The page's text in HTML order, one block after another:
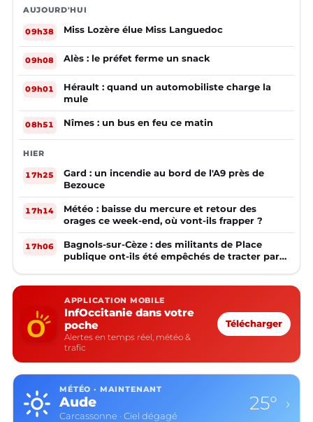
AUJOURD'HUI
09h38 Miss Lozère élue Miss Languedoc
09h08 Alès : le préfet ferme un snack
09h01
Hérault : quand un automobiliste charge la
mule
08h51 Nîmes : un bus en feu ce matin
HIER
17h25
Gard : un incendie au bord de l'A9 près de
Bezouce
17h14
Météo : baisse du mercure et retour des
orages ce week-end, où vont-ils frapper ?
17h06
Bagnols-sur-Cèze : des militants de Place
publique ont-ils été empêchés de tracter par
APPLICATION MOBILE
InfOccitanie dans votre
poche
Alertes en temps réel, météo &
trafic
Télécharger
MÉTÉO · MAINTENANT
Aude
Carcassonne · Ciel dégagé
25° ›